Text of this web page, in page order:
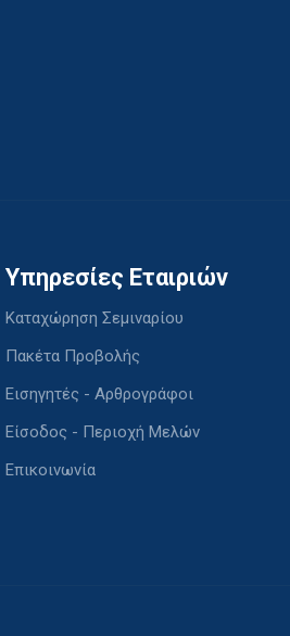
Υπηρεσίες Εταιριών
Καταχώρηση Σεμιναρίου
Πακέτα Προβολής
Εισηγητές - Αρθρογράφοι
Είσοδος - Περιοχή Μελών
Επικοινωνία